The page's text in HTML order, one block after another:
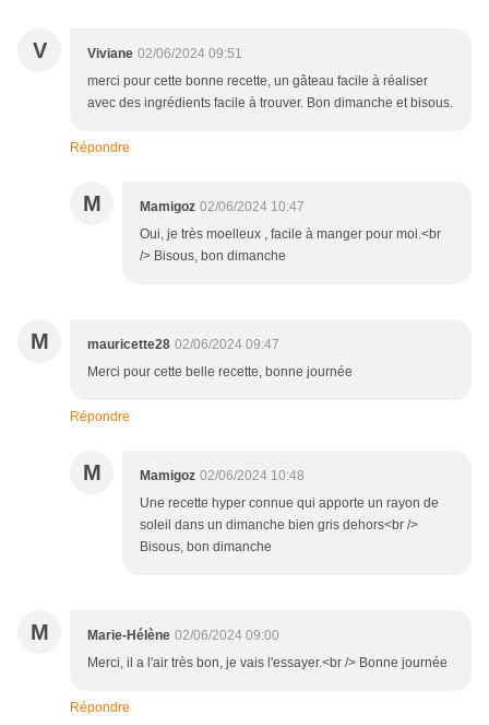
V Viviane 02/06/2024 09:51
merci pour cette bonne recette, un gâteau facile à réaliser
avec des ingrédients facile à trouver. Bon dimanche et bisous.
Répondre
M Mamigoz 02/06/2024 10:47
Oui, je très moelleux , facile à manger pour moi.<br
/> Bisous, bon dimanche
M mauricette28 02/06/2024 09:47
Merci pour cette belle recette, bonne journée
Répondre
M Mamigoz 02/06/2024 10:48
Une recette hyper connue qui apporte un rayon de
soleil dans un dimanche bien gris dehors<br />
Bisous, bon dimanche
M Marie-Hélène 02/06/2024 09:00
Merci, il a l'air très bon, je vais l'essayer.<br /> Bonne journée
Répondre